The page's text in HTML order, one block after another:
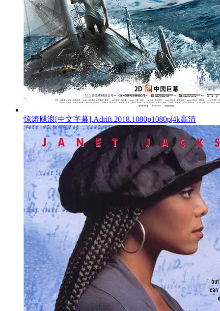
惊涛飓浪[中文字幕].Adrift.2018.1080p1080p|4k高清